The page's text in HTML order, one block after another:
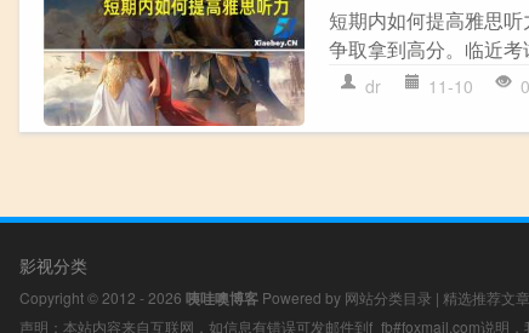
短期内如何提高雅思
争取拿到高分。临近
dr 11-10 0
影视分类
Copyright © 2012 - 2026 咦哇噢博客 Powered by 网站分类目录 | 精选推荐文章
声明：本站内容来自互联网，如信息有错误可发邮件到f_fb#foxmail.com说明